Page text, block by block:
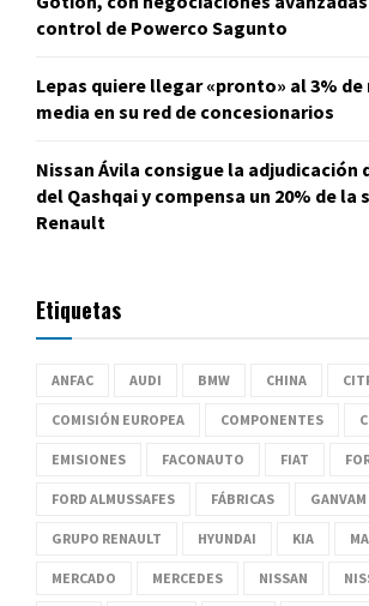
control de Powerco Sagunto
Lepas quiere llegar «pronto» al 3%
media en su red de concesionarios
Nissan Ávila consigue la adjudicación
del Qashqai y compensa un 20% de la
Renault
Etiquetas
ANFAC AUDI BMW CHINA
COMISIÓN EUROPEA COMPONENTES
EMISIONES FACONAUTO FIAT
FORD ALMUSSAFES FÁBRICAS GANVAM
GRUPO RENAULT HYUNDAI KIA
MERCADO MERCEDES NISSAN